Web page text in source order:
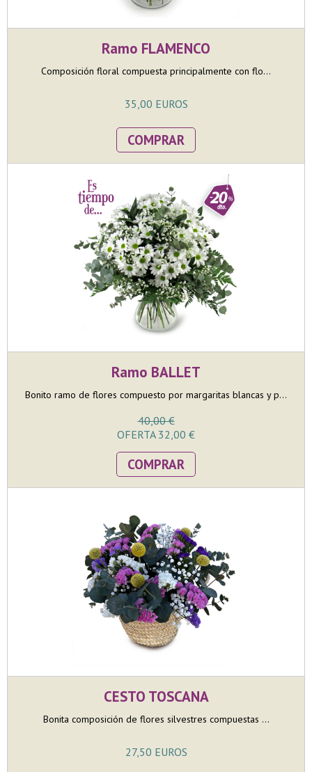
Ramo FLAMENCO
Composición floral compuesta principalmente con flo...
35,00 EUROS
COMPRAR
Ramo BALLET
Bonito ramo de flores compuesto por margaritas blancas y p...
40,00 €
OFERTA 32,00 €
COMPRAR
CESTO TOSCANA
Bonita composición de flores silvestres compuestas ...
27,50 EUROS